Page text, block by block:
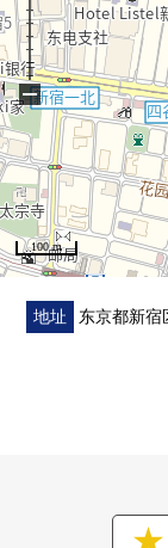
■ 充实的共有
[44楼]派对休息
[43楼]贵宾室(2
[3楼]多休息室
[2楼]养身馆，
[1楼]书籍休息
室，绿色的咖
100 m
−
地址 东京都新宿